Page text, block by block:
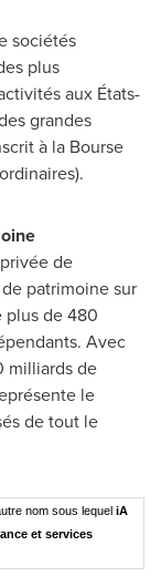
sociétés
plus
aux États-
grandes
à la Bourse
de
patrimoine sur
plus de 480
Avec
milliards de
le
de tout le
nom sous lequeliA
et services